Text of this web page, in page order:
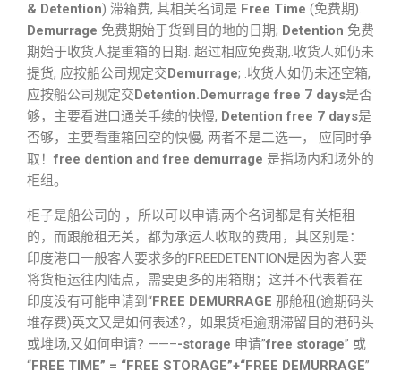
& Detention) 滞箱费, 其相关名词是 Free Time (免费期).
Demurrage 免费期始于货到目的地的日期; Detention 免费
期始于收货人提重箱的日期. 超过相应免费期,.收货人如仍未
提货, 应按船公司规定交Demurrage; .收货人如仍未还空箱,
应按船公司规定交Detention.Demurrage free 7 days是否
够，主要看进口通关手续的快慢, Detention free 7 days是
否够，主要看重箱回空的快慢, 两者不是二选一， 应同时争
取！free dention and free demurrage 是指场内和场外的
柜组。
柜子是船公司的 ，所以可以申请.两个名词都是有关柜租
的，而跟舱租无关，都为承运人收取的费用，其区别是：
印度港口一般客人要求多的FREEDETENTION是因为客人要
将货柜运往内陆点，需要更多的用箱期；这并不代表着在
印度没有可能申请到“FREE DEMURRAGE 那舱租(逾期码头
堆存费)英文又是如何表述?，如果货柜逾期滞留目的港码头
或堆场,又如何申请? ——–-storage 申请”free storage” 或
“FREE TIME” = “FREE STORAGE”+“FREE DEMURRAGE”